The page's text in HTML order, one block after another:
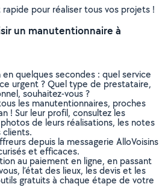
pour réaliser tous vos projets !
un manutentionnaire à
quelques secondes : quel service
urgent ? Quel type de prestataire,
souhaitez-vous ?
les manutentionnaires, proches
! Sur leur profil, consultez les
de leurs réalisations, les notes
clients.
depuis la messagerie AlloVoisins
et efficaces.
au paiement en ligne, en passant
l’état des lieux, les devis et les
gratuits à chaque étape de votre